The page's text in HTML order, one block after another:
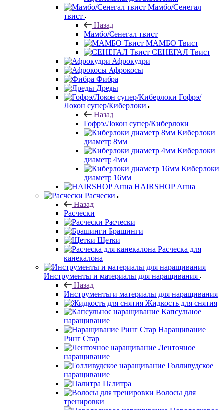
Мамбо/Сенегал
твист
Назад
Мамбо/Сенегал твист
МАМБО Твист
СЕНЕГАЛ Твист
Афрокудри
Афрокосы
Фибра
Дреды
Гофрэ/
Локон супер/Киберлоки
Назад
Гофрэ/Локон супер/Киберлоки
Киберлоки
диаметр 8мм
Киберлоки
диаметр 4мм
Киберлоки
диаметр 16мм
HAIRSHOP Анна
Расчески
Назад
Расчески
Расчески
Брашинги
Щетки
Расческа для
канекалона
Инструменты и материалы для наращивания
Назад
Инструменты и материалы для наращивания
Жидкость для снятия
Капсульное
наращивание
Наращивание
Ринг Стар
Ленточное
наращивание
Голливудское
наращивание
Палитра
Волосы для
тренировки